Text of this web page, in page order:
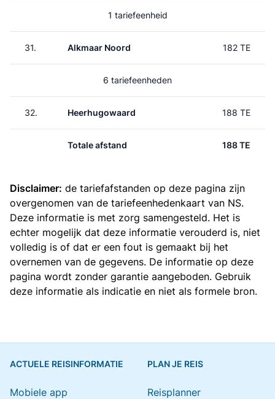
1 tariefeenheid
31. Alkmaar Noord 182 TE
6 tariefeenheden
32. Heerhugowaard 188 TE
Totale afstand 188 TE
Disclaimer: de tariefafstanden op deze pagina zijn
overgenomen van de tariefeenhedenkaart van NS.
Deze informatie is met zorg samengesteld. Het is
echter mogelijk dat deze informatie verouderd is, niet
volledig is of dat er een fout is gemaakt bij het
overnemen van de gegevens. De informatie op deze
pagina wordt zonder garantie aangeboden. Gebruik
deze informatie als indicatie en niet als formele bron.
ACTUELE REISINFORMATIE
Mobiele app
PLAN JE REIS
Reisplanner